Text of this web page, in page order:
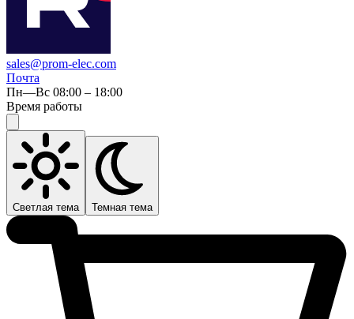
sales@prom-elec.com
Почта
Пн—Вс 08:00 – 18:00
Время работы
Светлая тема Темная тема